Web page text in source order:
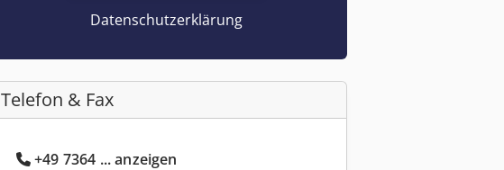
Datenschutzerklärung
Telefon & Fax
+49 7364 ... anzeigen